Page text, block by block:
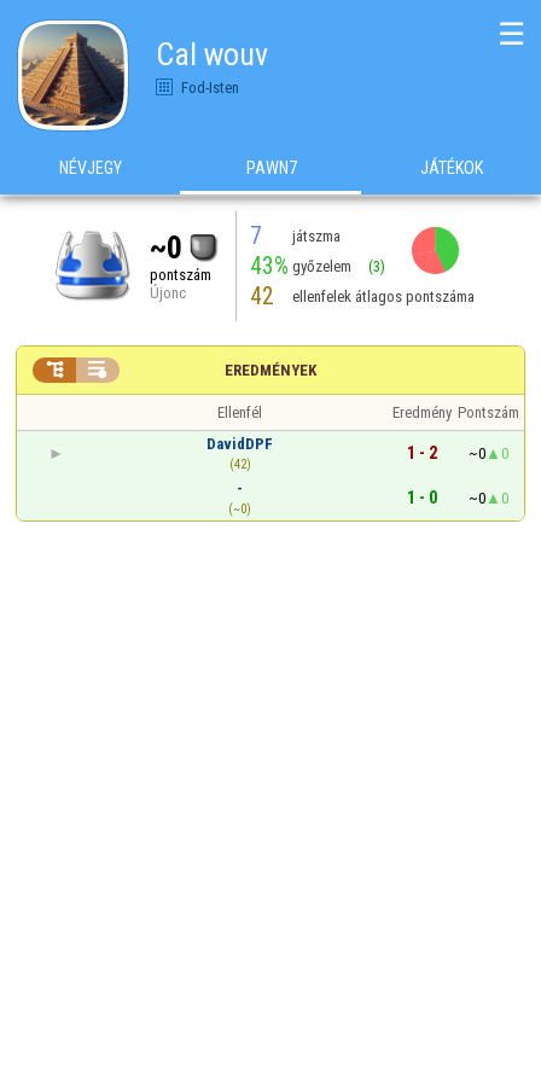
Cal wouv
Fod-Isten
☰
NÉVJEGY PAWN7 JÁTÉKOK
~0
pontszám
Újonc
7 játszma
43% győzelem (3)
42 ellenfelek átlagos pontszáma
EREDMÉNYEK
 
Ellenfél Eredmény Pontszám
DavidDPF
(42)
1 - 2 ~0
0
-
(~0)
1 - 0 ~0 0